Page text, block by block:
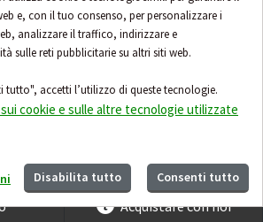
e, con il tuo consenso, per personalizzare i
analizzare il traffico, indirizzare e
sulle reti pubblicitarie su altri siti web.
tutto", accetti l’utilizzo di queste tecnologie.
cookie e sulle altre tecnologie utilizzate
Disabilita tutto Consenti tutto
Filtro a gas GAS FG8-6.AJ DN 80
su ordinazione
€ 433,86
Acquistare con noi